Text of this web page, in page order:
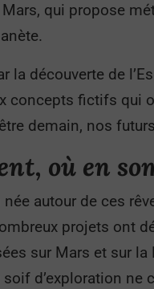
qui propose
la découverte de
concepts fictifs qui
demain, nos
où en
autour de ces
projets ont
sur Mars et sur
d’exploration ne